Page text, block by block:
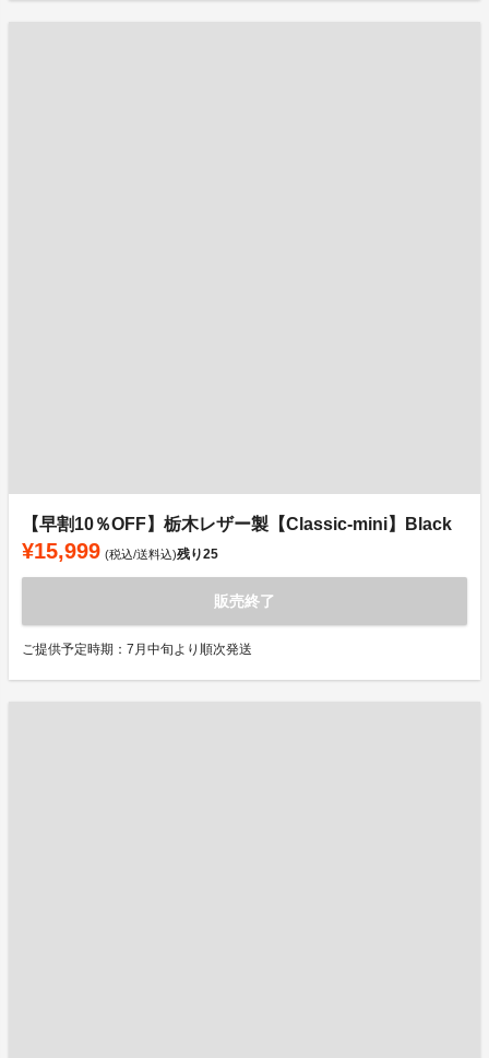
【早割10％OFF】栃木レザー製【Classic-mini】Black
¥15,999 (税込/送料込)残り25
販売終了
ご提供予定時期：7月中旬より順次発送